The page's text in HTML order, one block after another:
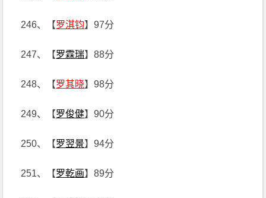
246、【罗淇钧】97分
247、【罗霖瑞】88分
248、【罗其晓】98分
249、【罗俊健】90分
250、【罗翌景】94分
251、【罗乾画】89分